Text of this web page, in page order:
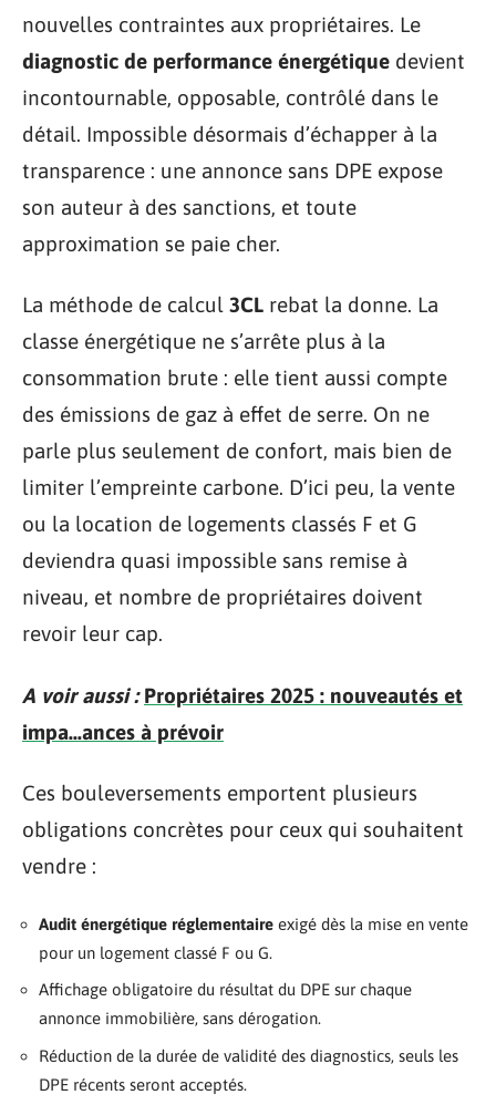
nouvelles contraintes aux propriétaires. Le
diagnostic de performance énergétique devient
incontournable, opposable, contrôlé dans le
détail. Impossible désormais d’échapper à la
transparence : une annonce sans DPE expose
son auteur à des sanctions, et toute
approximation se paie cher.
La méthode de calcul 3CL rebat la donne. La
classe énergétique ne s’arrête plus à la
consommation brute : elle tient aussi compte
des émissions de gaz à effet de serre. On ne
parle plus seulement de confort, mais bien de
limiter l’empreinte carbone. D’ici peu, la vente
ou la location de logements classés F et G
deviendra quasi impossible sans remise à
niveau, et nombre de propriétaires doivent
revoir leur cap.
A voir aussi : Propriétaires 2025 : nouveautés et
impa...ances à prévoir
Ces bouleversements emportent plusieurs
obligations concrètes pour ceux qui souhaitent
vendre :
Audit énergétique réglementaire exigé dès la mise en vente
pour un logement classé F ou G.
Affichage obligatoire du résultat du DPE sur chaque
annonce immobilière, sans dérogation.
Réduction de la durée de validité des diagnostics, seuls les
DPE récents seront acceptés.